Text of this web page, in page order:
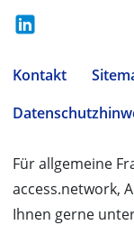
Kontakt
Für allgemeine
access.network,
Ihnen gerne